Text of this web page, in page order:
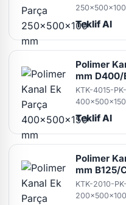
Teklif Al
Polimer
mm D400/
KTK-4015-
Teklif Al
Polimer
mm B125/
KTK-2010-